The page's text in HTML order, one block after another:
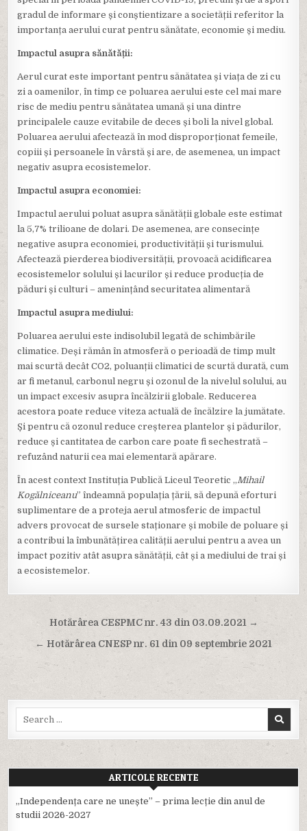
gradul de informare și conștientizare a societății referitor la
importanța aerului curat pentru sănătate, economie și mediu.
Impactul asupra sănătății:
Aerul curat este important pentru sănătatea și viața de zi cu
zi a oamenilor, în timp ce poluarea aerului este cel mai mare
risc de mediu pentru sănătatea umană și una dintre
principalele cauze evitabile de deces și boli la nivel global.
Poluarea aerului afectează în mod disproporționat femeile,
copiii și persoanele în vârstă și are, de asemenea, un impact
negativ asupra ecosistemelor.
Impactul asupra economiei:
Impactul aerului poluat asupra sănătății globale este estimat
la 5,7% trilioane de dolari. De asemenea, are consecințe
negative asupra economiei, productivității și turismului.
Afectează pierderea biodiversității, provoacă acidificarea
ecosistemelor solului și lacurilor și reduce producția de
păduri și culturi – amenințând securitatea alimentară
Impactul asupra mediului:
Poluarea aerului este indisolubil legată de schimbările
climatice. Deși rămân în atmosferă o perioadă de timp mult
mai scurtă decât CO2, poluanții climatici de scurtă durată, cum
ar fi metanul, carbonul negru și ozonul de la nivelul solului, au
un impact excesiv asupra încălzirii globale. Reducerea
acestora poate reduce viteza actuală de încălzire la jumătate.
Și pentru că ozonul reduce creșterea plantelor și pădurilor,
reduce și cantitatea de carbon care poate fi sechestrată –
refuzând naturii cea mai elementară apărare.
În acest context Instituția Publică Liceul Teoretic ,,Mihail
Kogălniceanu” îndeamnă populația țării, să depună eforturi
suplimentare de a proteja aerul atmosferic de impactul
advers provocat de sursele staționare și mobile de poluare și
a contribui la îmbunătățirea calității aerului pentru a avea un
impact pozitiv atât asupra sănătății, cât și a mediului de trai și
a ecosistemelor.
Navigare
articole
Hotărârea CESPMC nr. 43 din 03.09.2021 →
← Hotărârea CNESP nr. 61 din 09 septembrie 2021
ARTICOLE RECENTE
,,Independența care ne unește” – prima lecție din anul de
studii 2026-2027